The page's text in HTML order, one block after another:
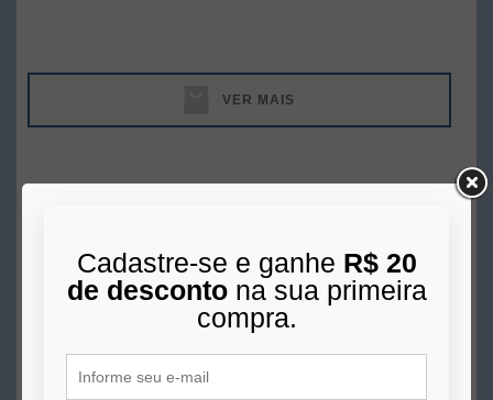
VER MAIS
Cadastre-se e ganhe R$ 20
de descontona sua primeira
compra.